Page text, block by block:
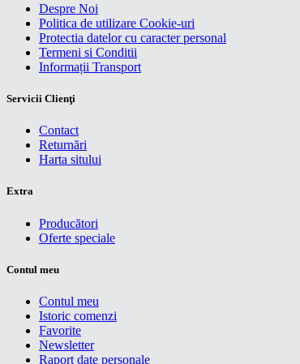
Despre Noi
Politica de utilizare Cookie-uri
Protectia datelor cu caracter personal
Termeni si Conditii
Informații Transport
Servicii Clienţi
Contact
Returnări
Harta sitului
Extra
Producători
Oferte speciale
Contul meu
Contul meu
Istoric comenzi
Favorite
Newsletter
Raport date personale